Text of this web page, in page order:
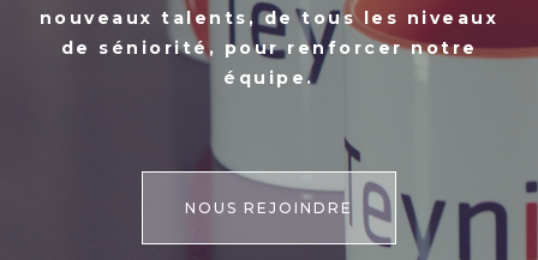
nouveaux talents, de tous les niveaux
de séniorité, pour renforcer notre
équipe.
NOUS REJOINDRE